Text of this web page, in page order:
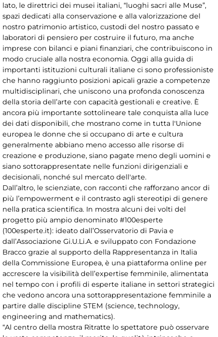
lato, le direttrici dei musei italiani, “luoghi sacri alle Muse”,
spazi dedicati alla conservazione e alla valorizzazione del
nostro patrimonio artistico, custodi del nostro passato e
laboratori di pensiero per costruire il futuro, ma anche
imprese con bilanci e piani finanziari, che contribuiscono in
modo cruciale alla nostra economia. Oggi alla guida di
importanti istituzioni culturali italiane ci sono professioniste
che hanno raggiunto posizioni apicali grazie a competenze
multidisciplinari, che uniscono una profonda conoscenza
della storia dell’arte con capacità gestionali e creative. È
ancora più importante sottolineare tale conquista alla luce
dei dati disponibili, che mostrano come in tutta l'Unione
europea le donne che si occupano di arte e cultura
generalmente abbiano meno accesso alle risorse di
creazione e produzione, siano pagate meno degli uomini e
siano sottorappresentate nelle funzioni dirigenziali e
decisionali, nonché sul mercato dell'arte.
Dall’altro, le scienziate, con racconti che rafforzano ancor di
più l’empowerment e il contrasto agli stereotipi di genere
nella pratica scientifica. In mostra alcuni dei volti del
progetto più ampio denominato #100esperte
(100esperte.it): ideato dall’Osservatorio di Pavia e
dall’Associazione Gi.U.Li.A. e sviluppato con Fondazione
Bracco grazie al supporto della Rappresentanza in Italia
della Commissione Europea, è una piattaforma online per
accrescere la visibilità dell’expertise femminile, alimentata
nel tempo con i profili di esperte italiane in settori strategici
che vedono ancora una sottorappresentazione femminile a
partire dalle discipline STEM (science, technology,
engineering and mathematics).
“Al centro della mostra Ritratte lo spettatore può osservare